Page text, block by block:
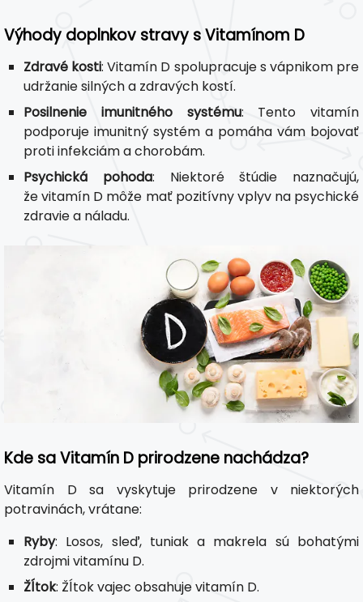
Výhody doplnkov stravy s Vitamínom D
Zdravé kosti: Vitamín D spolupracuje s vápnikom pre
udržanie silných a zdravých kostí.
Posilnenie imunitného systému: Tento vitamín
podporuje imunitný systém a pomáha vám bojovať
proti infekciám a chorobám.
Psychická pohoda: Niektoré štúdie naznačujú,
že vitamín D môže mať pozitívny vplyv na psychické
zdravie a náladu.
Kde sa Vitamín D prirodzene nachádza?
Vitamín D sa vyskytuje prirodzene v niektorých
potravinách, vrátane:
Ryby: Losos, sleď, tuniak a makrela sú bohatými
zdrojmi vitamínu D.
Žĺtok: Žĺtok vajec obsahuje vitamín D.